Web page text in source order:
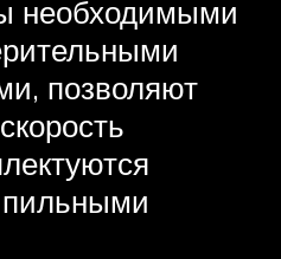
необходимыми
позволяют